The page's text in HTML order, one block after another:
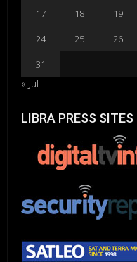
17
18 19
24
25 26
31
« Jul
LIBRA PRESS SITES